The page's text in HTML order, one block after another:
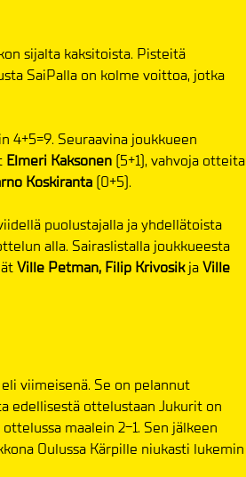
sijalta kaksitoista. Pisteitä
SaiPalla on kolme voittoa, jotka
4+5=9. Seuraavina joukkueen
Elmeri Kaksonen (5+1), vahvoja otteita
Koskiranta (0+5).
puolustajalla ja yhdellätoista
alla. Sairaslistalla joukkueesta
Ville Petman, Filip KrivosikjaVille
viimeisenä. Se on pelannut
edellisestä ottelustaan Jukurit on
maalein 2-1. Sen jälkeen
Oulussa Kärpille niukasti lukemin